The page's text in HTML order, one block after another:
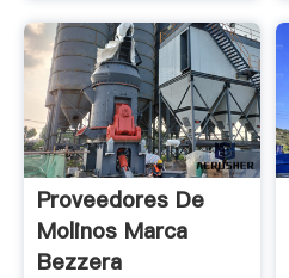
Proveedores De
Molinos Marca
Bezzera